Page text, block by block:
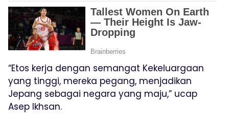
“Etos kerja dengan semangat Kekeluargaan
yang tinggi, mereka pegang, menjadikan
Jepang sebagai negara yang maju,” ucap
Asep Ikhsan.